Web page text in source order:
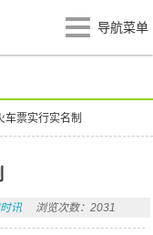
导航菜单
车票实行实名制
讯 浏览次数：2031